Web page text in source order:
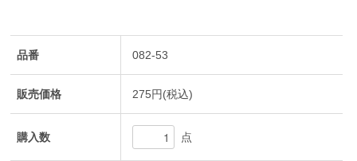
品番 082-53
販売価格 275円(税込)
購入数 点